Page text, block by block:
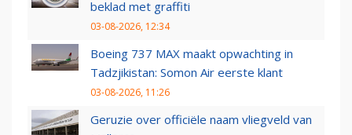
beklad met graffiti
03-08-2026, 12:34
Boeing 737 MAX maakt opwachting in
Tadzjikistan: Somon Air eerste klant
03-08-2026, 11:26
Geruzie over officiële naam vliegveld van